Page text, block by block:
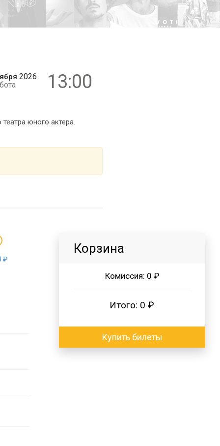
6+
2026
13:00
юного актера.
₽
Корзина
Комиссия: 0 ₽
Итого: 0 ₽
Купить билеты